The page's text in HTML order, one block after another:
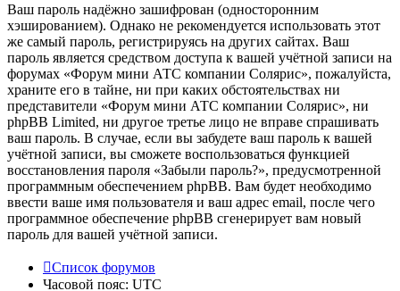
Ваш пароль надёжно зашифрован (односторонним
хэшированием). Однако не рекомендуется использовать этот
же самый пароль, регистрируясь на других сайтах. Ваш
пароль является средством доступа к вашей учётной записи на
форумах «Форум мини АТС компании Солярис», пожалуйста,
храните его в тайне, ни при каких обстоятельствах ни
представители «Форум мини АТС компании Солярис», ни
phpBB Limited, ни другое третье лицо не вправе спрашивать
ваш пароль. В случае, если вы забудете ваш пароль к вашей
учётной записи, вы сможете воспользоваться функцией
восстановления пароля «Забыли пароль?», предусмотренной
программным обеспечением phpBB. Вам будет необходимо
ввести ваше имя пользователя и ваш адрес email, после чего
программное обеспечение phpBB сгенерирует вам новый
пароль для вашей учётной записи.
Список форумов
Часовой пояс: UTC